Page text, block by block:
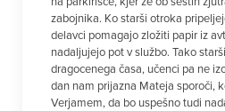
zabojnika. Ko starši otroka
delavci pomagajo zložiti papir iz
nadaljujejo pot v službo. Tako
dragocenega časa, učenci pa ne
dan nam prijazna Mateja sporoči,
Verjamem, da bo uspešno tudi